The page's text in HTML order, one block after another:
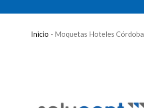
Inicio - Moquetas Hoteles Córdoba